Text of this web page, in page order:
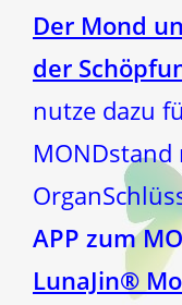
Der Mond
der
nutze dazu
MONDstand
APP zum
LunaJin®